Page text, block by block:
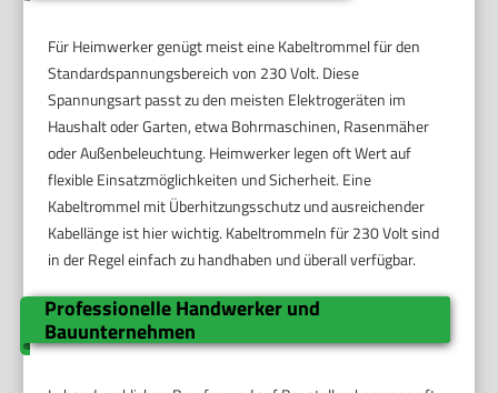
Für Heimwerker genügt meist eine Kabeltrommel für den
Standardspannungsbereich von 230 Volt. Diese
Spannungsart passt zu den meisten Elektrogeräten im
Haushalt oder Garten, etwa Bohrmaschinen, Rasenmäher
oder Außenbeleuchtung. Heimwerker legen oft Wert auf
flexible Einsatzmöglichkeiten und Sicherheit. Eine
Kabeltrommel mit Überhitzungsschutz und ausreichender
Kabellänge ist hier wichtig. Kabeltrommeln für 230 Volt sind
in der Regel einfach zu handhaben und überall verfügbar.
Professionelle Handwerker und
Bauunternehmen